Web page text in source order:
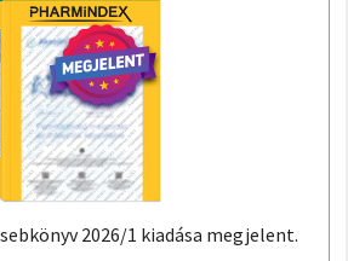
2026/1 kiadása megjelent.